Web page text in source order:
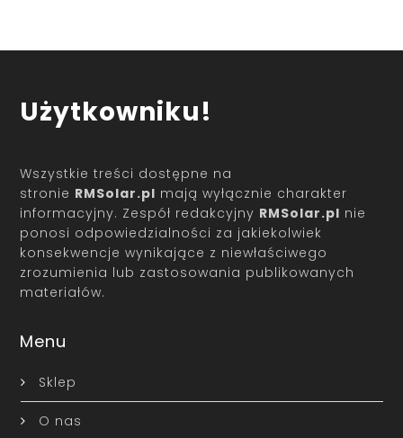
Użytkowniku!
Wszystkie treści dostępne na
stronie RMSolar.pl mają wyłącznie charakter
informacyjny. Zespół redakcyjny RMSolar.pl nie
ponosi odpowiedzialności za jakiekolwiek
konsekwencje wynikające z niewłaściwego
zrozumienia lub zastosowania publikowanych
materiałów.
Menu
Sklep
O nas